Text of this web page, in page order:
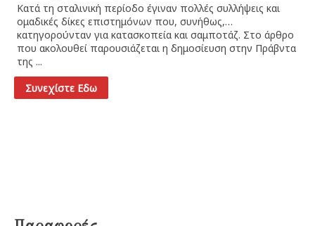
Κατά τη σταλινική περίοδο έγιναν πολλές συλλήψεις και
ομαδικές δίκες επιστημόνων που, συνήθως,
κατηγορούνταν για κατασκοπεία και σαμποτάζ. Στο άρθρο
που ακολουθεί παρουσιάζεται η δημοσίευση στην Πράβντα
της ...
Συνεχίστε Εδω